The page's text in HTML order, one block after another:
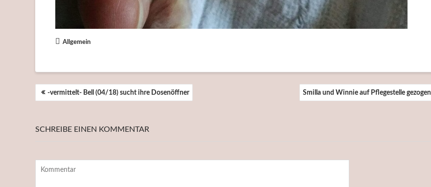
Allgemein
BEITRAGSNAVIGATION
-vermittelt- Bell (04/18) sucht ihre Dosenöffner Smilla und Winnie auf Pflegestelle gezogen
SCHREIBE EINEN KOMMENTAR